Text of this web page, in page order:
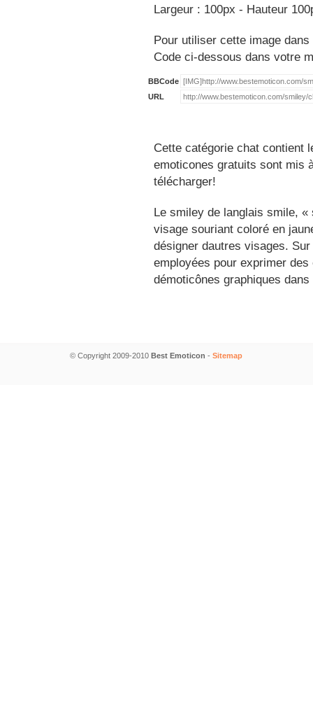
Largeur : 100px - Hauteur
Pour utiliser cette image
Code ci-dessous dans votre
BBCode
URL
Cette catégorie chat contient
emoticones gratuits sont mis
télécharger!
Le smiley de langlais smile,
visage souriant coloré en
désigner dautres visages.
employées pour exprimer
démoticônes graphiques
© Copyright 2009-2010 Best Emoticon - Sitemap